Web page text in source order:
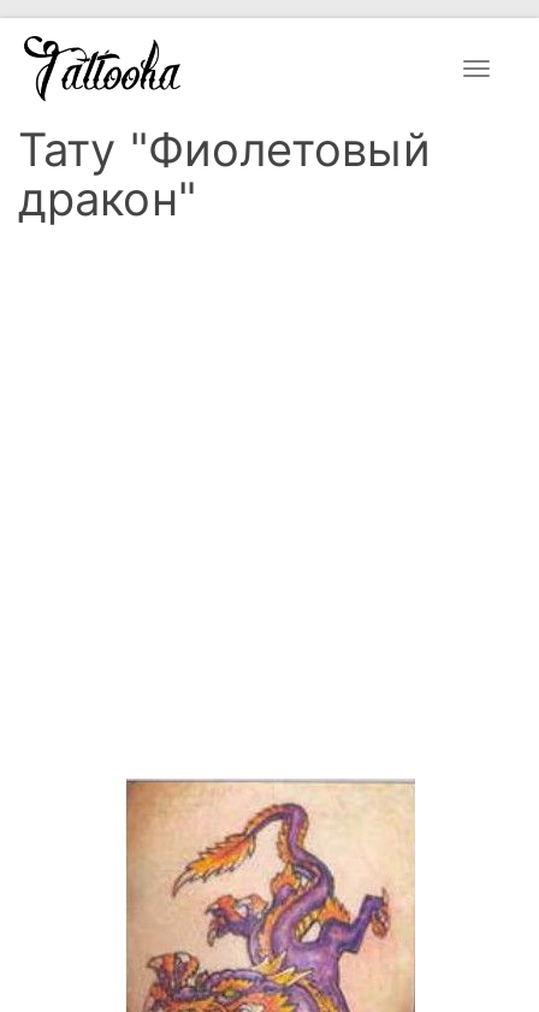
Toggle
Тату "Фиолетовый
дракон"